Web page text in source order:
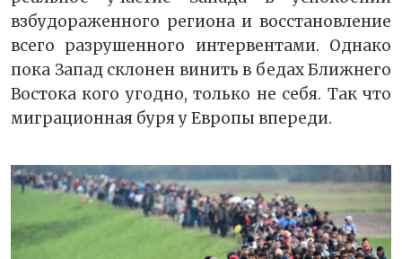
взбудораженного региона и восстановление
всего разрушенного интервентами. Однако
пока Запад склонен винить в бедах Ближнего
Востока кого угодно, только не себя. Так что
миграционная буря у Европы впереди.